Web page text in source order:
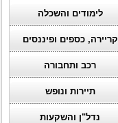
לימודים והשכלה
קריירה, כספים ופיננסים
רכב ותחבורה
תיירות ונופש
נדל"ן והשקעות